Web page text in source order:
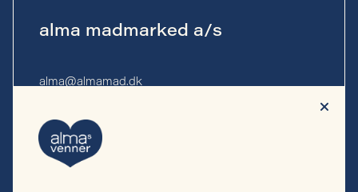
alma madmarked a/s
alma@almamad.dk
CVR-nr. 44 89 27 23